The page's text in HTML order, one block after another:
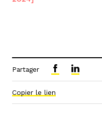
Partager
Copier le lien